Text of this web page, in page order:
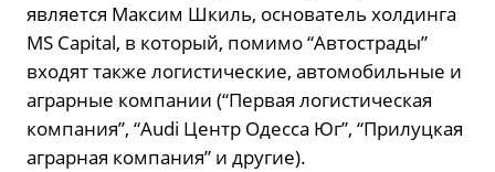
является Максим Шкиль, основатель холдинга
MS Capital, в который, помимо “Автострады”
входят также логистические, автомобильные и
аграрные компании (“Первая логистическая
компания”, “Audi Центр Одесса Юг”, “Прилуцкая
аграрная компания” и другие).